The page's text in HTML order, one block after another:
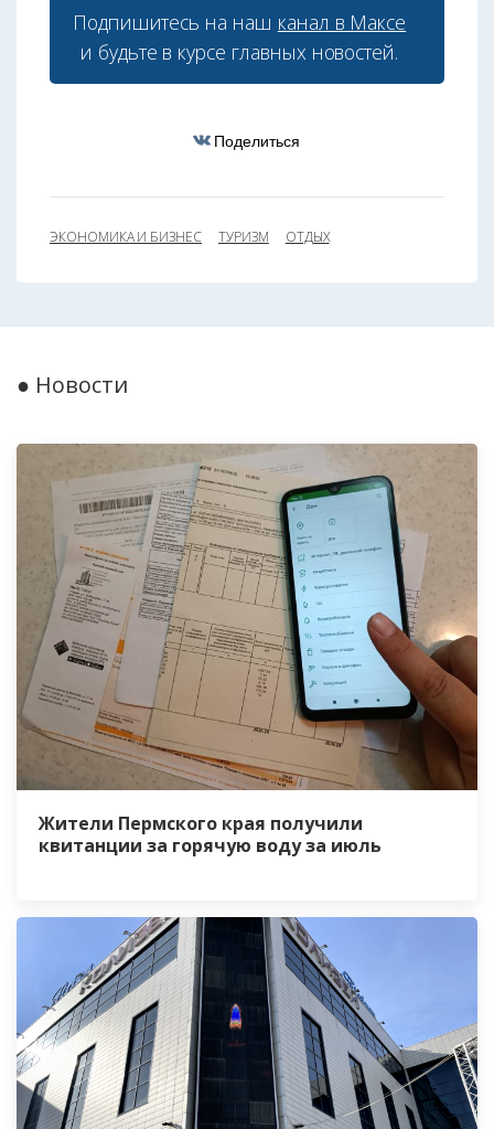
Подпишитесь на наш канал в Максе
и будьте в курсе главных новостей.
Поделиться
ЭКОНОМИКА И БИЗНЕС ТУРИЗМ ОТДЫХ
● Новости
Жители Пермского края получили
квитанции за горячую воду за июль